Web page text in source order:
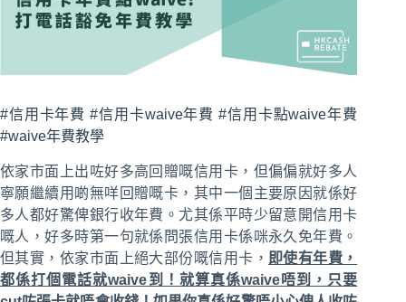
#信用卡年費 #信用卡waive年費 #信用卡點waive年費
#waive年費教學
依家市面上出咗好多高回贈嘅信用卡，但偏偏就好多人
寧願繼續用啲無咩回贈嘅卡，其中一個主要原因就係好
多人都好驚俾銀行收年費。尤其係平時少留意開信用卡
嘅人，好多時第一句就係問張信用卡係咪永久免年費。
但其實，依家市面上絕大部份嘅信用卡， 即使有年費，
都係打個電話就waive到！就算真係waive唔到，只要